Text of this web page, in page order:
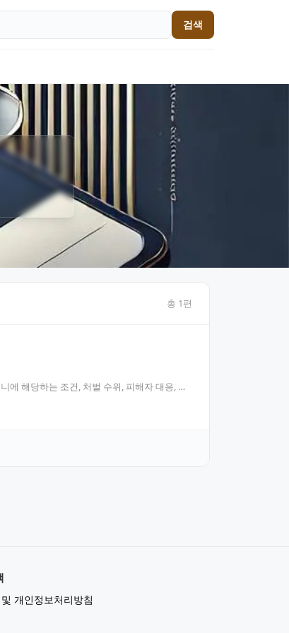
검색
총 1편
에 해당하는 조건, 처벌 수위, 피해자 대응, 형
개인정보처리방침